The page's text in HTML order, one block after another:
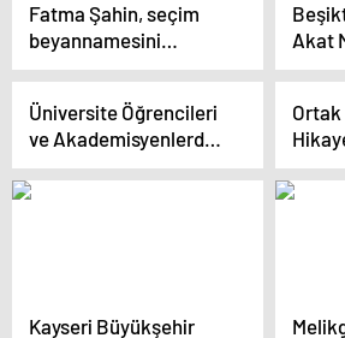
Fatma Şahin, seçim
beyannamesini
açıkladı
Akat
Üniversite Öğrencileri
ve Akademisyenlerden
Oluşan Proje Ekibi,
Fabrika Atıklarından
Ortak
Projesi
Kayseri Büyükşehir